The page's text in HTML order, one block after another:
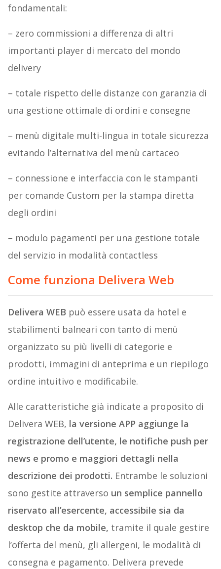
fondamentali:
– zero commissioni a differenza di altri
importanti player di mercato del mondo
delivery
– totale rispetto delle distanze con garanzia di
una gestione ottimale di ordini e consegne
– menù digitale multi-lingua in totale sicurezza
evitando l’alternativa del menù cartaceo
– connessione e interfaccia con le stampanti
per comande Custom per la stampa diretta
degli ordini
– modulo pagamenti per una gestione totale
del servizio in modalità contactless
Come funziona Delivera Web
Delivera WEB può essere usata da hotel e
stabilimenti balneari con tanto di menù
organizzato su più livelli di categorie e
prodotti, immagini di anteprima e un riepilogo
ordine intuitivo e modificabile.
Alle caratteristiche già indicate a proposito di
Delivera WEB, la versione APP aggiunge la
registrazione dell’utente, le notifiche push per
news e promo e maggiori dettagli nella
descrizione dei prodotti. Entrambe le soluzioni
sono gestite attraverso un semplice pannello
riservato all’esercente, accessibile sia da
desktop che da mobile, tramite il quale gestire
l’offerta del menù, gli allergeni, le modalità di
consegna e pagamento. Delivera prevede